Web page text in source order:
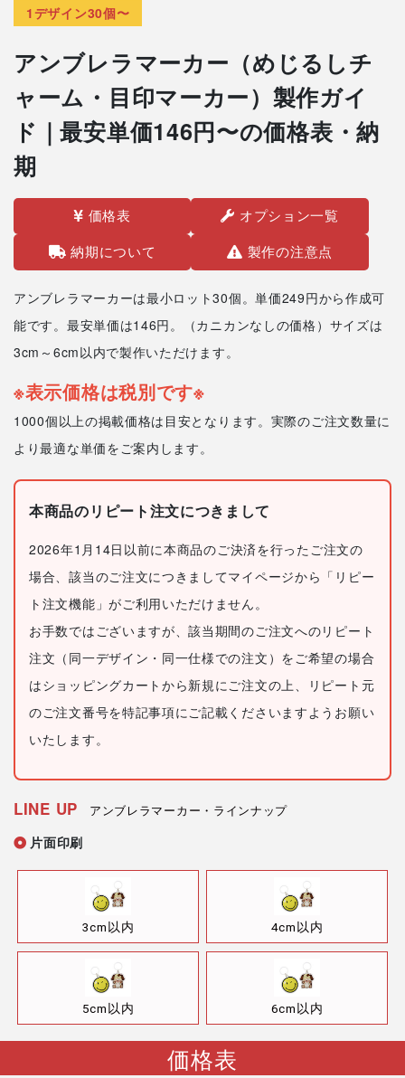
1デザイン30個〜
アンブレラマーカー（めじるしチ
ャーム・目印マーカー）製作ガイ
ド｜最安単価146円〜の価格表・納
期
価格表 オプション一覧
納期について 製作の注意点
アンブレラマーカーは最小ロット30個。単価249円から作成可
能です。最安単価は146円。（カニカンなしの価格）サイズは
3cm～6cm以内で製作いただけます。
※表示価格は税別です※
1000個以上の掲載価格は目安となります。実際のご注文数量に
より最適な単価をご案内します。
本商品のリピート注文につきまして
2026年1月14日以前に本商品のご決済を行ったご注文の
場合、該当のご注文につきましてマイページから「リピー
ト注文機能」がご利用いただけません。
お手数ではございますが、該当期間のご注文へのリピート
注文（同一デザイン・同一仕様での注文）をご希望の場合
はショッピングカートから新規にご注文の上、リピート元
のご注文番号を特記事項にご記載くださいますようお願い
いたします。
LINE UP アンブレラマーカー・ラインナップ
片面印刷
3cm以内 4cm以内
5cm以内 6cm以内
価格表